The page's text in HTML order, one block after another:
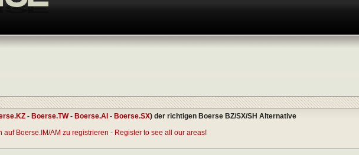
- Boerse.TW- Boerse.AI - Boerse.SX) der richtigen Boerse BZ/SX/SH Alternative
Boerse.IM/AM zu registrieren - Register to see all our areas!